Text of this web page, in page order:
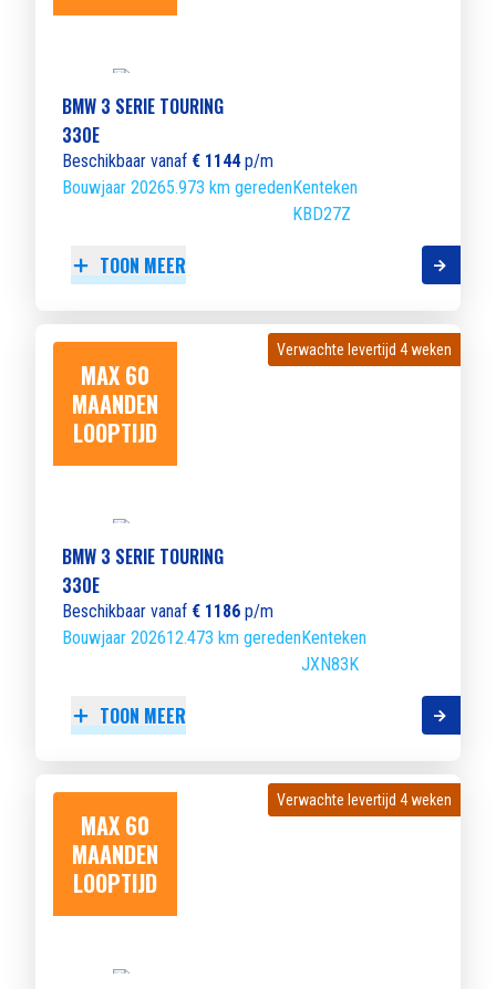
BMW 3 SERIE TOURING
330E
Beschikbaar vanaf € 1144p/m
Bouwjaar 20265.973 km geredenKenteken
KBD27Z
TOON MEER
MAX 60
MAANDEN
LOOPTIJD
Verwachte levertijd 4 weken
Verwachte levertijd 4 weken
BMW 3 SERIE TOURING
330E
Beschikbaar vanaf € 1186 p/m
Bouwjaar 202612.473 km geredenKenteken
JXN83K
TOON MEER
MAX 60
MAANDEN
LOOPTIJD
Verwachte levertijd 4 weken
Verwachte levertijd 4 weken